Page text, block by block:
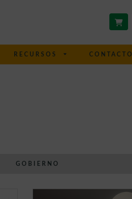
RECURSOS CONTACTO
GOBIERNO